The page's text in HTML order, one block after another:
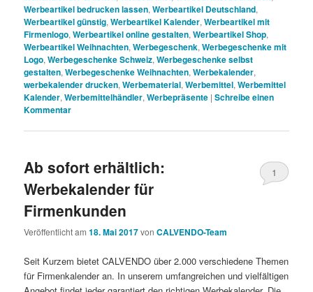
Werbeartikel bedrucken lassen,Werbeartikel Deutschland,
Werbeartikel günstig,Werbeartikel Kalender,Werbeartikel mit
Firmenlogo,Werbeartikel online gestalten,Werbeartikel Shop,
Werbeartikel Weihnachten,Werbegeschenk,Werbegeschenke mit
Logo,Werbegeschenke Schweiz,Werbegeschenke selbst
gestalten,Werbegeschenke Weihnachten,Werbekalender,
werbekalender drucken,Werbematerial,Werbemittel,Werbemittel
Kalender,Werbemittelhändler,Werbepräsente |Schreibe einen
Kommentar
Ab sofort erhältlich:
Werbekalender für
Firmenkunden
Veröffentlicht am18. Mai 2017vonCALVENDO-Team
1
Seit Kurzem bietet CALVENDO über 2.000 verschiedene Themen
für Firmenkalender an. In unserem umfangreichen und vielfältigen